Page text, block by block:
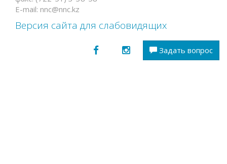
E-mail: nnc@nnc.kz
Версия сайта для слабовидящих
Задать вопрос